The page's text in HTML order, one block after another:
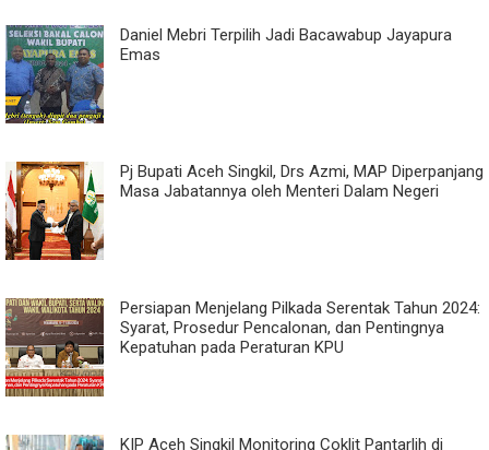
Daniel Mebri Terpilih Jadi Bacawabup Jayapura
Emas
Pj Bupati Aceh Singkil, Drs Azmi, MAP Diperpanjang
Masa Jabatannya oleh Menteri Dalam Negeri
Persiapan Menjelang Pilkada Serentak Tahun 2024:
Syarat, Prosedur Pencalonan, dan Pentingnya
Kepatuhan pada Peraturan KPU
KIP Aceh Singkil Monitoring Coklit Pantarlih di